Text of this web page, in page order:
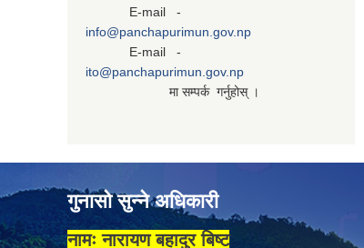
E-mail -
info@panchapurimun.gov.np
E-mail -
ito@panchapurimun.gov.np
मा सम्पर्क गर्नुहोस् ।
गुनासो सुन्ने अधिकारी
नामः नारायण बहादुर बिष्ट